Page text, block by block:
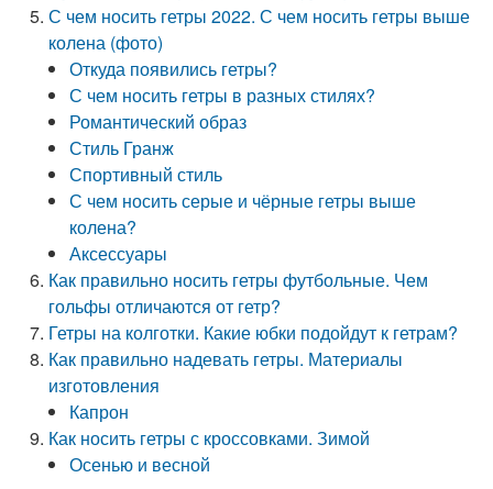
С чем носить гетры 2022. С чем носить гетры выше
колена (фото)
Откуда появились гетры?
С чем носить гетры в разных стилях?
Романтический образ
Стиль Гранж
Спортивный стиль
С чем носить серые и чёрные гетры выше
колена?
Аксессуары
Как правильно носить гетры футбольные. Чем
гольфы отличаются от гетр?
Гетры на колготки. Какие юбки подойдут к гетрам?
Как правильно надевать гетры. Материалы
изготовления
Капрон
Как носить гетры с кроссовками. Зимой
Осенью и весной